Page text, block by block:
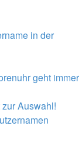
in der
geht immer
Auswahl!